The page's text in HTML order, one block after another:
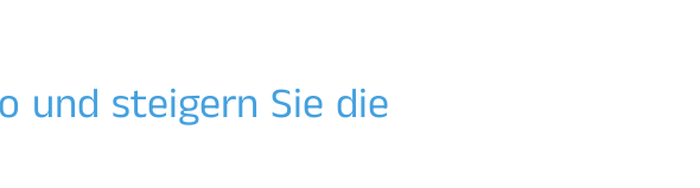
und steigern Sie die